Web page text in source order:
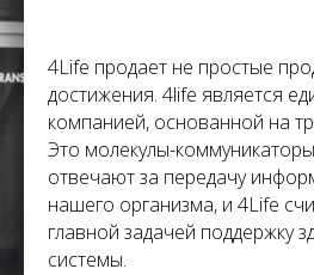
4Life продает не простые
достижения. 4life является
компанией, основанной на
Это молекулы-
отвечают за передачу
нашего организма, и 4Life
главной задачей поддержку
системы.